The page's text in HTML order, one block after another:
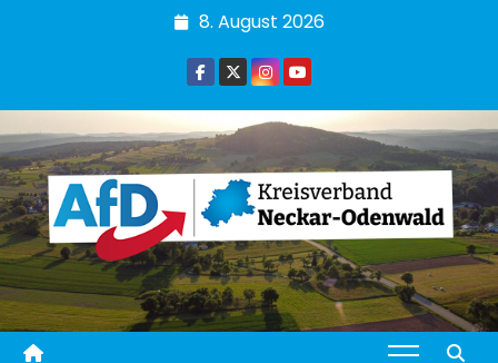
8. August 2026